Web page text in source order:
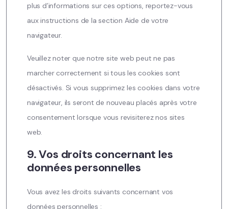
plus d’informations sur ces options, reportez-vous
aux instructions de la section Aide de votre
navigateur.
Veuillez noter que notre site web peut ne pas
marcher correctement si tous les cookies sont
désactivés. Si vous supprimez les cookies dans votre
navigateur, ils seront de nouveau placés après votre
consentement lorsque vous revisiterez nos sites
web.
9. Vos droits concernant les
données personnelles
Vous avez les droits suivants concernant vos
données personnelles :